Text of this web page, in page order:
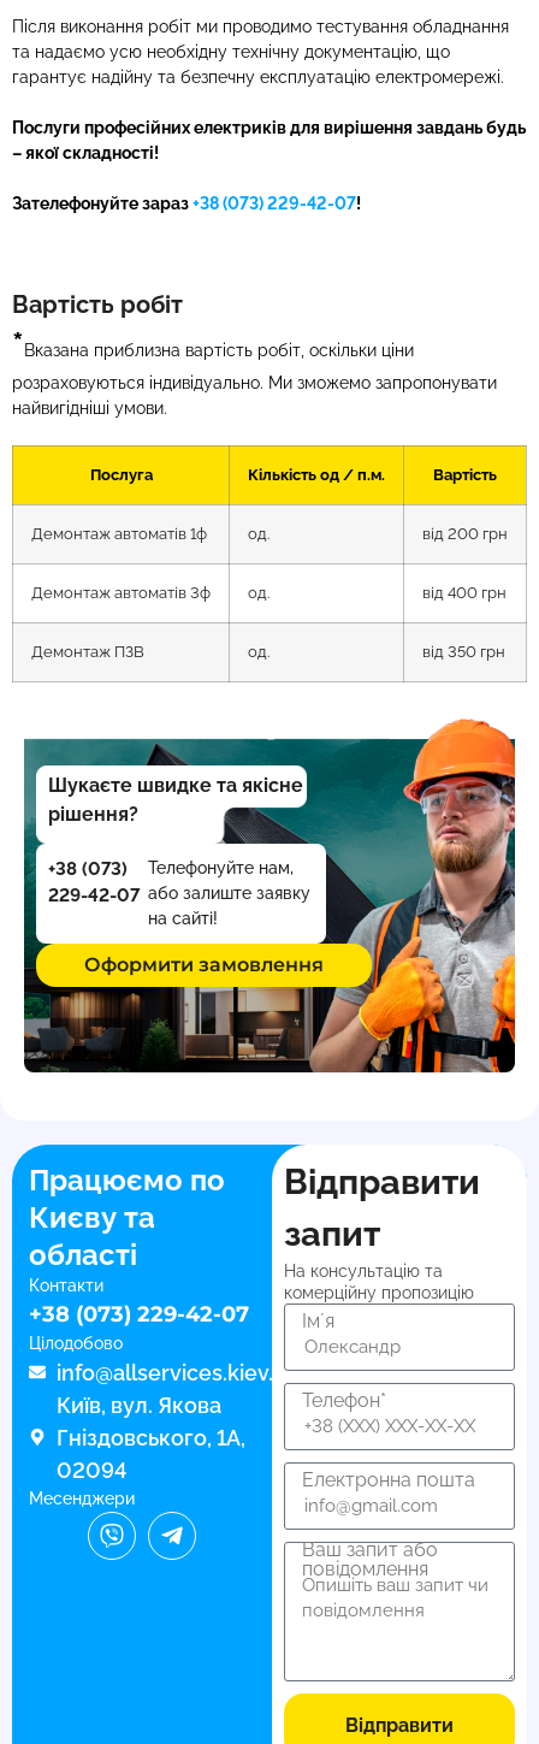
Після виконання робіт ми проводимо тестування обладнання
та надаємо усю необхідну технічну документацію, що
гарантує надійну та безпечну експлуатацію електромережі.
Послуги професійних електриків для вирішення завдань будь
– якої складності!
Зателефонуйте зараз+38 (073) 229-42-07!
Вартість робіт
* Вказана приблизна вартість робіт, оскільки ціни
розраховуються індивідуально. Ми зможемо запропонувати
найвигідніші умови.
Послуга Кількість од / п.м. Вартість
Демонтаж автоматів 1ф од. від 200 грн
Демонтаж автоматів 3ф од. від 400 грн
Демонтаж ПЗВ од. від 350 грн
Шукаєте швидке та якісне
рішення?
+38 (073)
229-42-07
Телефонуйте нам,
або залиште заявку
на сайті!
Оформити замовлення
Працюємо по
Києву та
області
Контакти
+38 (073) 229-42-07
Цілодобово
info@allservices.kiev.ua
Київ, вул. Якова
Гніздовського, 1А,
02094
Месенджери
Відправити
запит
На консультацію та
комерційну пропозицію
Імʼя
Телефон*
Електронна пошта
Ваш запит або
повідомлення
Відправити